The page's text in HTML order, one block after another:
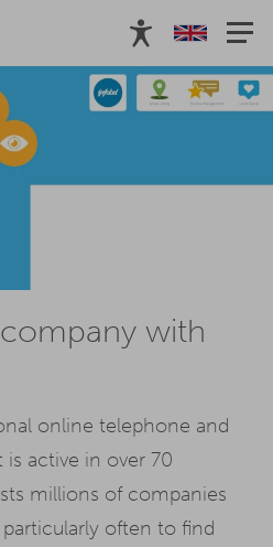
with
online telephone and
active in over 70
millions of companies
often to find